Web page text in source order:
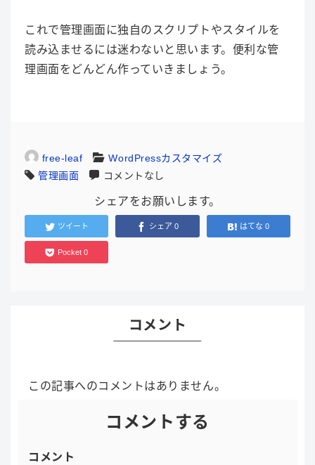
これで管理画面に独自のスクリプトやスタイルを
読み込ませるには迷わないと思います。便利な管
理画面をどんどん作っていきましょう。
free-leaf
WordPressカスタマイズ
管理画面
コメントなし
シェアをお願いします。
ツイート シェア 0 はてな 0
Pocket 0
コメント
この記事へのコメントはありません。
コメントする
コメント